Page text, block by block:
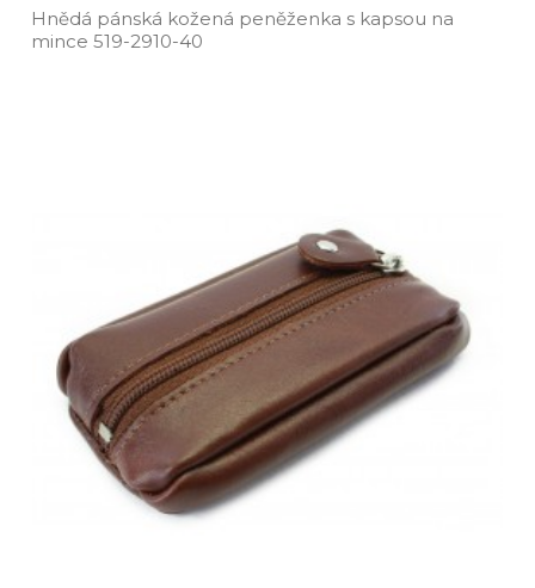
Hnědá pánská kožená peněženka s kapsou na
mince 519­-2910­-40